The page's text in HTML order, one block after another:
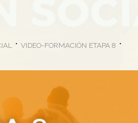
VIDEO-FORMACIÓN ETAPA 8